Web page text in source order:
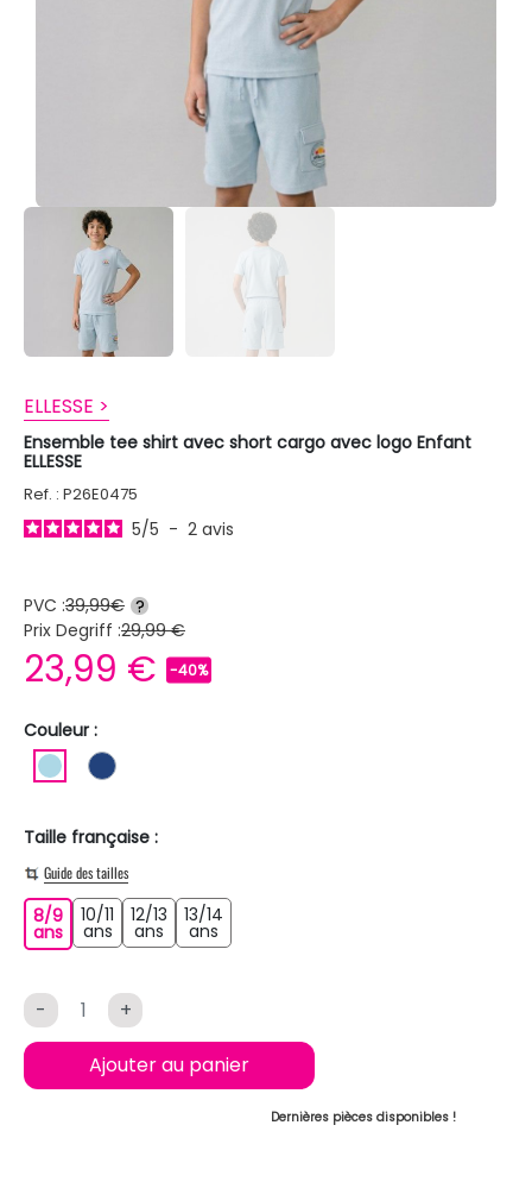
ELLESSE >
Ensemble tee shirt avec short cargo avec logo Enfant
ELLESSE
Ref. : P26E0475
5/5 - 2 avis
PVC :39,99€ ?
Prix Degriff :29,99 €
23,99 € -40%
Couleur :
BLEU CLAIRBLEU FONCE
Taille française :
Guide des tailles
8/9
ans8/9 ans
10/11
ans10/11 ans
12/13
ans 12/13 ans
13/14
ans
- +
Ajouter au panier
Dernières pièces disponibles !